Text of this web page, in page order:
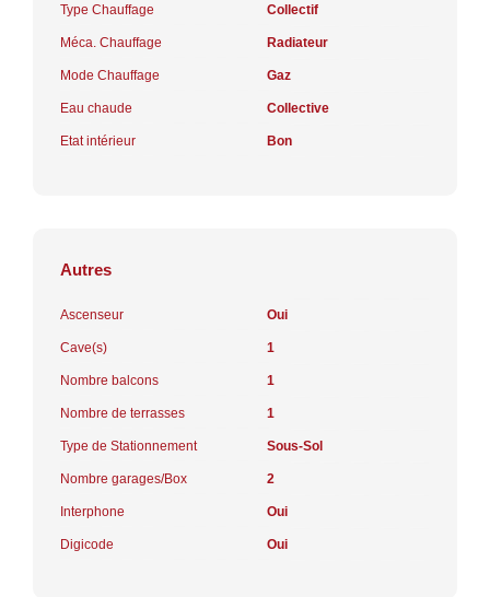
Type Chauffage Collectif
Méca. Chauffage Radiateur
Mode Chauffage Gaz
Eau chaude Collective
Etat intérieur Bon
Autres
Ascenseur Oui
Cave(s) 1
Nombre balcons 1
Nombre de terrasses 1
Type de Stationnement Sous-Sol
Nombre garages/Box 2
Interphone Oui
Digicode Oui